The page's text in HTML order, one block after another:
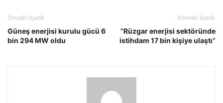
Önceki İçerik
Güneş enerjisi kurulu gücü 6
bin 294 MW oldu
Sonraki İçerik
“Rüzgar enerjisi sektöründe
istihdam 17 bin kişiye ulaştı”